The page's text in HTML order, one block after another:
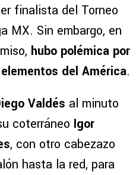
finalista del Torneo
MX. Sin embargo, en
hubo polémica por
del América.
Valdés al minuto
coterráneo Igor
, con otro cabezazo
hasta la red, para